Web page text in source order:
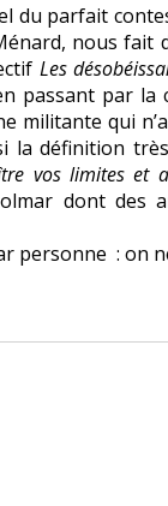
de
désobéir
du parfait
nous fait
Les
passant par
militante qui
la définition
vos limites et
dont des
personne : on